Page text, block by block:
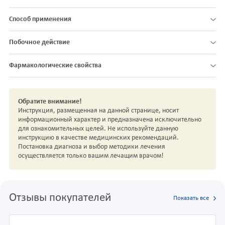
Способ применения
Побочное действие
Фармакологические свойства
Обратите внимание!
Инструкция, размещенная на данной странице, носит
информационный характер и предназначена исключительно
для ознакомительных целей. Не используйте данную
инструкцию в качестве медицинских рекомендаций.
Постановка диагноза и выбор методики лечения
осуществляется только вашим лечащим врачом!
Отзывы покупателей Показать все